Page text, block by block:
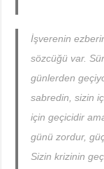
İşverenin
sözcüğü var.
günlerden
sabredin, sizin
için geçicidir
günü zordur,
Sizin krizinin